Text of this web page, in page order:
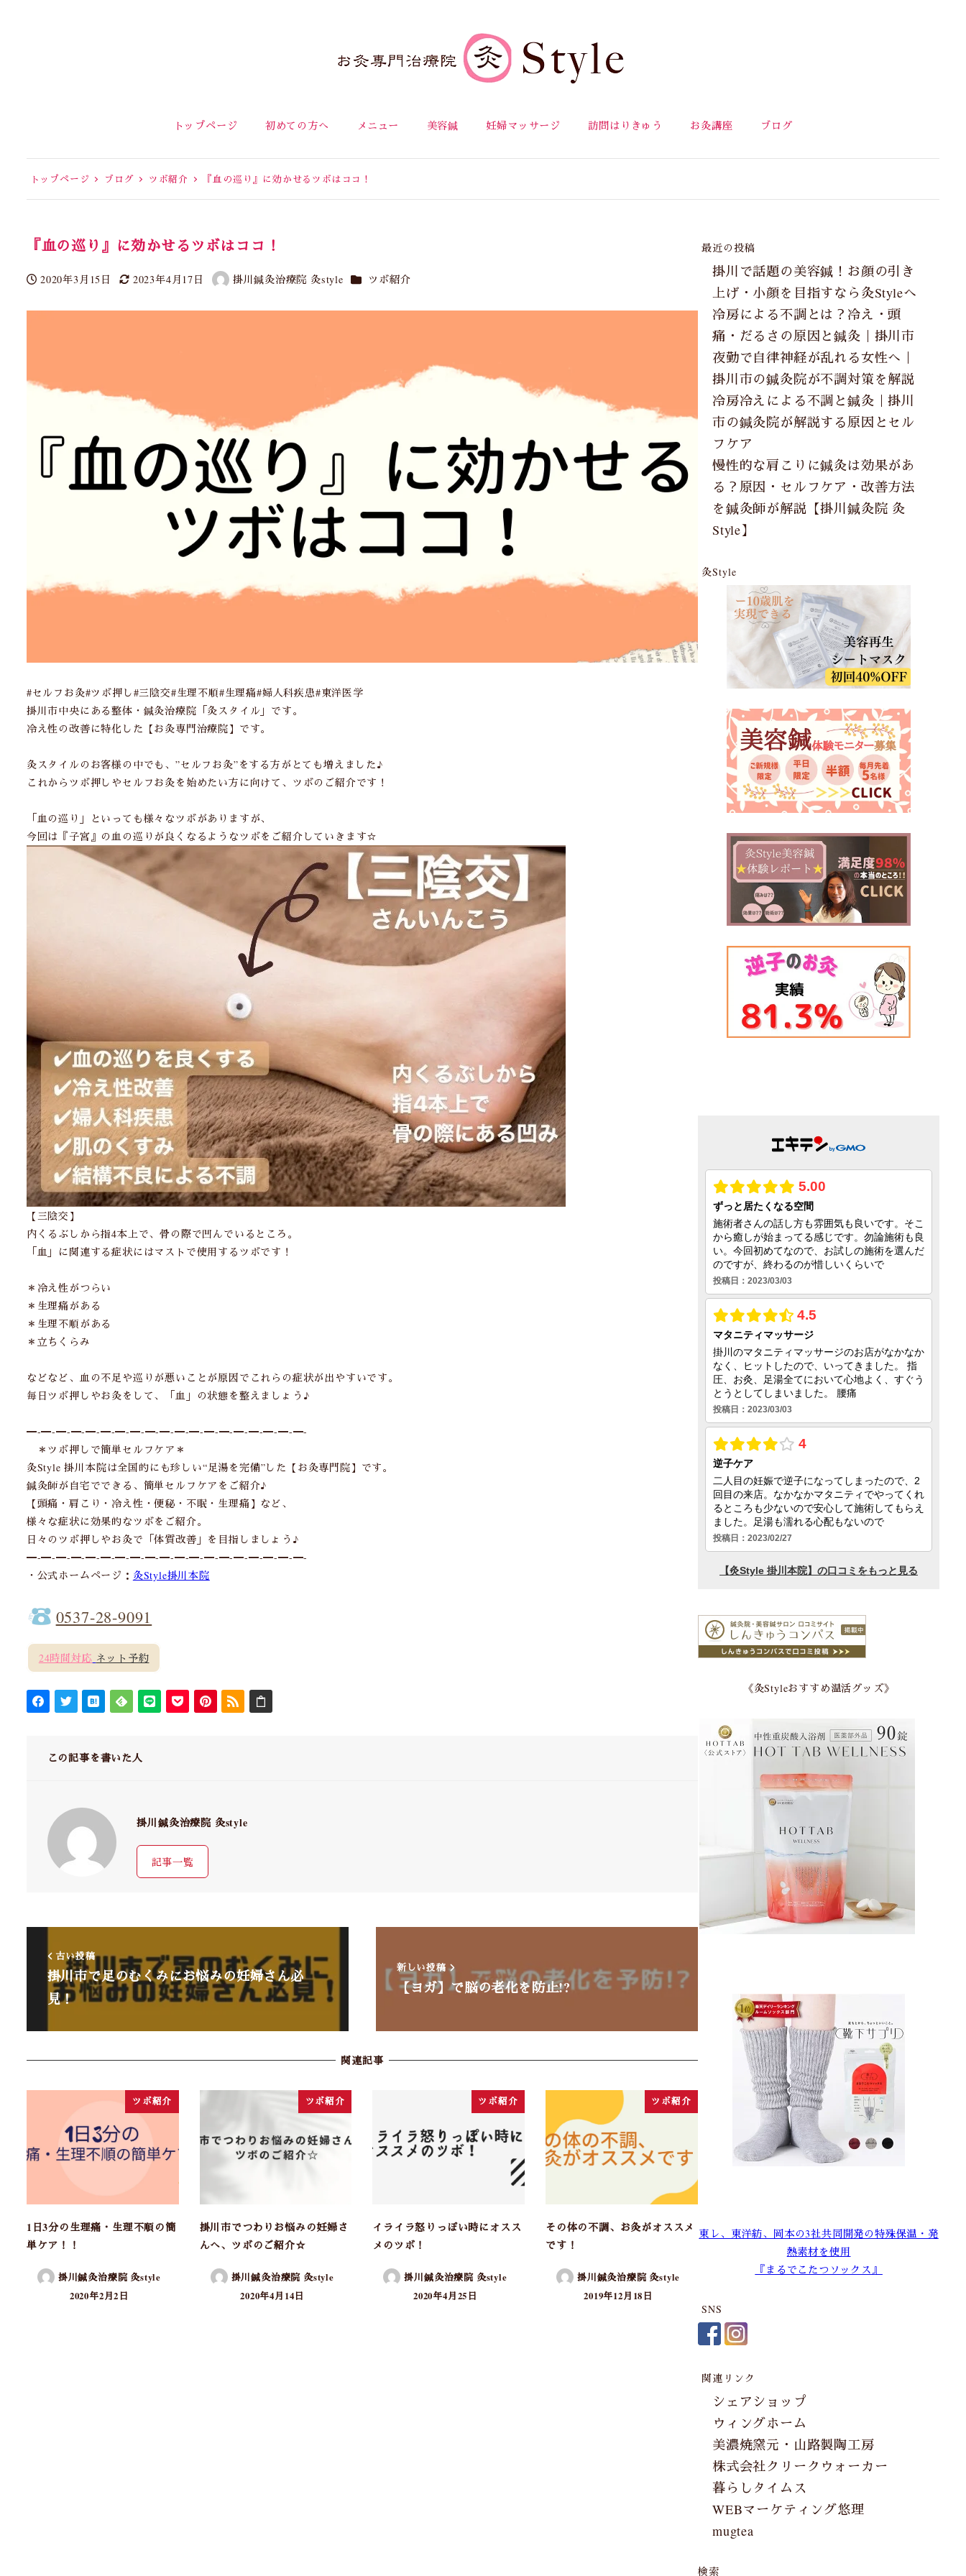
トップページ 初めての方へ メニュー 美容鍼 妊婦マッサージ 訪問はりきゅう お灸講座 ブログ
トップページ ブログ ツボ紹介 『血の巡り』に効かせるツボはココ！
『血の巡り』に効かせるツボはココ！
投稿日
2020年3月15日
更新日
2023年4月17日
著
者
掛川鍼灸治療院 灸style カテゴリー
ツボ紹介
#セルフお灸#ツボ押し#三陰交#生理不順#生理痛#婦人科疾患#東洋医学
掛川市中央にある整体・鍼灸治療院「灸スタイル」です。
冷え性の改善に特化した【お灸専門治療院】です。
灸スタイルのお客様の中でも、”セルフお灸”をする方がとても増えました♪
これからツボ押しやセルフお灸を始めたい方に向けて、ツボのご紹介です！
「血の巡り」といっても様々なツボがありますが、
今回は『子宮』の血の巡りが良くなるようなツボをご紹介していきます☆
【三陰交】
内くるぶしから指4本上で、骨の際で凹んでいるところ。
「血」に関連する症状にはマストで使用するツボです！
＊冷え性がつらい
＊生理痛がある
＊生理不順がある
＊立ちくらみ
などなど、血の不足や巡りが悪いことが原因でこれらの症状が出やすいです。
毎日ツボ押しやお灸をして、「血」の状態を整えましょう♪
━-━-━-━-━-━-━-━-━-━-━-━-━-━-━-━-━-━-━-
＊ツボ押しで簡単セルフケア＊
灸Style 掛川本院は全国的にも珍しい“足湯を完備”した【お灸専門院】です。
鍼灸師が自宅でできる、簡単セルフケアをご紹介♪
【頭痛・肩こり・冷え性・便秘・不眠・生理痛】など、
様々な症状に効果的なツボをご紹介。
日々のツボ押しやお灸で「体質改善」を目指しましょう♪
━-━-━-━-━-━-━-━-━-━-━-━-━-━-━-━-━-━-━-
・公式ホームページ： 灸Style掛川本院
0537-28-9091
24時間対応 ネット予約
この記事を書いた人
掛川鍼灸治療院 灸style
記事一覧
古い投稿
掛川市で足のむくみにお悩みの妊婦さん必
見！
新しい投稿
【ヨガ】で脳の老化を防止!?
関連記事
ツボ紹介
1日3分の生理痛・生理不順の簡
単ケア！！
掛川鍼灸治療院 灸style
2020年2月2日
ツボ紹介
掛川市でつわりお悩みの妊婦さ
んへ、ツボのご紹介☆
掛川鍼灸治療院 灸style
2020年4月14日
ツボ紹介
イライラ怒りっぽい時にオスス
メのツボ！
掛川鍼灸治療院 灸style
2020年4月25日
ツボ紹介
その体の不調、お灸がオススメ
です！
掛川鍼灸治療院 灸style
2019年12月18日
最近の投稿
掛川で話題の美容鍼！お顔の引き
上げ・小顔を目指すなら灸Styleへ
冷房による不調とは？冷え・頭
痛・だるさの原因と鍼灸｜掛川市
夜勤で自律神経が乱れる女性へ｜
掛川市の鍼灸院が不調対策を解説
冷房冷えによる不調と鍼灸｜掛川
市の鍼灸院が解説する原因とセル
フケア
慢性的な肩こりに鍼灸は効果があ
る？原因・セルフケア・改善方法
を鍼灸師が解説【掛川鍼灸院 灸
Style】
灸Style
《灸Styleおすすめ温活グッズ》
東レ、東洋紡、岡本の3社共同開発の特殊保温・発
熱素材を使用
『まるでこたつソックス』
SNS
関連リンク
シェアショップ
ウィングホーム
美濃焼窯元・山路製陶工房
株式会社クリークウォーカー
暮らしタイムス
WEBマーケティング悠理
mugtea
検索